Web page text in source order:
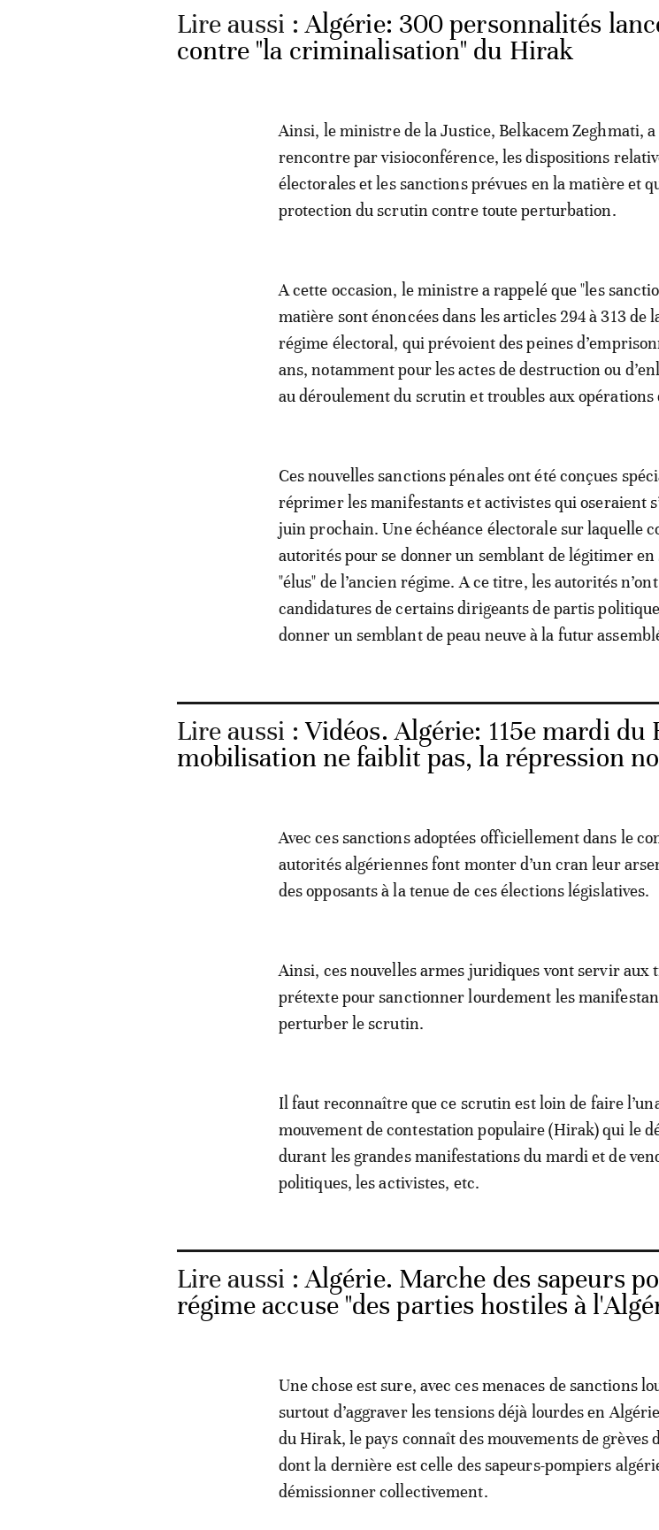
Lire aussi :Algérie: 300 personnalités
contre "la criminalisation" du Hirak
Ainsi, le ministre de la Justice, Belkacem Zeghmati, a
rencontre par visioconférence, les dispositions
électorales et les sanctions prévues en la matière et
protection du scrutin contre toute perturbation.
A cette occasion, le ministre a rappelé que "les
matière sont énoncées dans les articles 294 à 313 de
régime électoral, qui prévoient des peines
ans, notamment pour les actes de destruction ou
au déroulement du scrutin et troubles aux opérations
Ces nouvelles sanctions pénales ont été conçues
réprimer les manifestants et activistes qui oseraient
juin prochain. Une échéance électorale sur laquelle
autorités pour se donner un semblant de légitimer
"élus" de l’ancien régime. A ce titre, les autorités
candidatures de certains dirigeants de partis
donner un semblant de peau neuve à la futur
Lire aussi :Vidéos. Algérie: 115e mardi du
mobilisation ne faiblit pas, la répression
Avec ces sanctions adoptées officiellement dans le
autorités algériennes font monter d’un cran leur
des opposants à la tenue de ces élections législatives.
Ainsi, ces nouvelles armes juridiques vont servir aux
prétexte pour sanctionner lourdement les
perturber le scrutin.
Il faut reconnaître que ce scrutin est loin de faire
mouvement de contestation populaire (Hirak) qui le
durant les grandes manifestations du mardi et de
politiques, les activistes, etc.
Lire aussi :Algérie. Marche des sapeurs
régime accuse "des parties hostiles à
Une chose est sure, avec ces menaces de sanctions
surtout d’aggraver les tensions déjà lourdes en
du Hirak, le pays connaît des mouvements de grèves
dont la dernière est celle des sapeurs-pompiers
démissionner collectivement.